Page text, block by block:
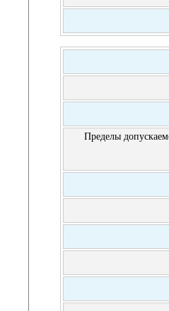
Пределы